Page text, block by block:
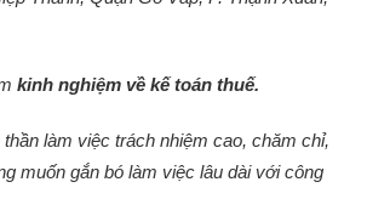
kinh nghiệm về kế toán thuế.
làm việc trách nhiệm cao, chăm chỉ,
muốn gắn bó làm việc lâu dài với công